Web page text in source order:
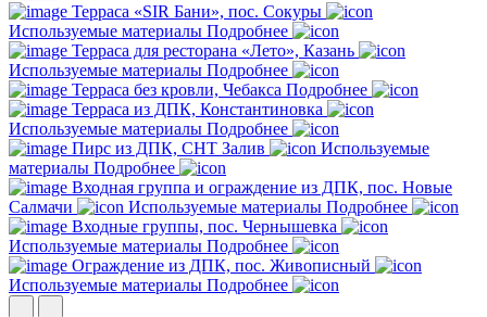
Терраса «SIR Бани», пос. Сокуры
Используемые материалы Подробнее
Терраса для ресторана «Лето», Казань
Используемые материалы Подробнее
Терраса без кровли, Чебакса Подробнее
Терраса из ДПК, Константиновка
Используемые материалы Подробнее
Пирс из ДПК, СНТ Залив
Используемые
материалы Подробнее
Входная группа и ограждение из ДПК, пос. Новые
Салмачи
Используемые материалы Подробнее
Входные группы, пос. Чернышевка
Используемые материалы Подробнее
Ограждение из ДПК, пос. Живописный
Используемые материалы Подробнее